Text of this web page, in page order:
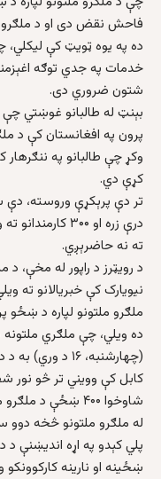
فاحش نقض دی او د ملګرو
ده په يوه ټويټ کې ليکلي،
خدمات په جدي توګه
شتون ضروري دی.
بېنټ له طالبانو غوښتي
پرون په افغانستان کې د
وکړ چې طالبانو په
کړې دي.
تر دې پرېکړې وروسته، دې
درې زره او ۳۰۰
ته نه حاضرېږي.
د رويټرز د راپور له مخې، د
نيويارک کې خبريالانو ته
ملګرو ملتونو لپاره د ښځو
ده ويلي، چې ملګري ملتونه
(چهارشنبه، ۱۶
کابل کې وويني تر څو نور
شاوخوا ۴۰۰ ښځې د ملګرو ملتونو لپاره کار کوي.
له ملګرو ملتونو څخه دوو
پلي کېدو په اړه انديښنې